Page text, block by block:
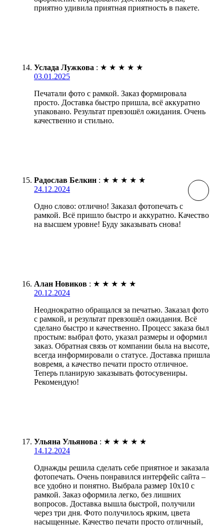
приятно удивила приятная приятность в пакете.
Услада Лужкова : ★ ★ ★ ★ ★
03.01.2025
Печатали фото с рамкой. Заказ формировала
просто. Доставка быстро пришла, всё аккуратно
упаковано. Результат превзошёл ожидания. Очень
качественно и стильно.
Радослав Белкин : ★ ★ ★ ★ ★
24.12.2024
Одно слово: отлично! Заказал фотопечать с
рамкой. Всё пришло быстро и аккуратно. Качество
на высшем уровне! Буду заказывать снова!
Алан Новиков : ★ ★ ★ ★ ★
20.12.2024
Неоднократно обращался за печатью. Заказал фото
с рамкой, и результат превзошёл ожидания. Всё
сделано быстро и качественно. Процесс заказа был
простым: выбрал фото, указал размеры и оформил
заказ. Обратная связь от компании была на высоте,
всегда информировали о статусе. Доставка пришла
вовремя, а качество печати просто отличное.
Теперь планирую заказывать фотосувениры.
Рекомендую!
Ульяна Ульянова : ★ ★ ★ ★ ★
14.12.2024
Однажды решила сделать себе приятное и заказала
фотопечать. Очень понравился интерфейс сайта –
все удобно и понятно. Выбрала размер 10х10 с
рамкой. Заказ оформила легко, без лишних
вопросов. Доставка вышла быстрой, получили
через три дня. Фото получилось ярким, цвета
насыщенные. Качество печати просто отличный,